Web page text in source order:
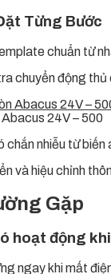
Từng Bước
chuẩn từ
chuyển động
24V – 500
chắn nhiễu từ
và hiệu chỉnh
Gặp
hoạt động
ngay khi mất